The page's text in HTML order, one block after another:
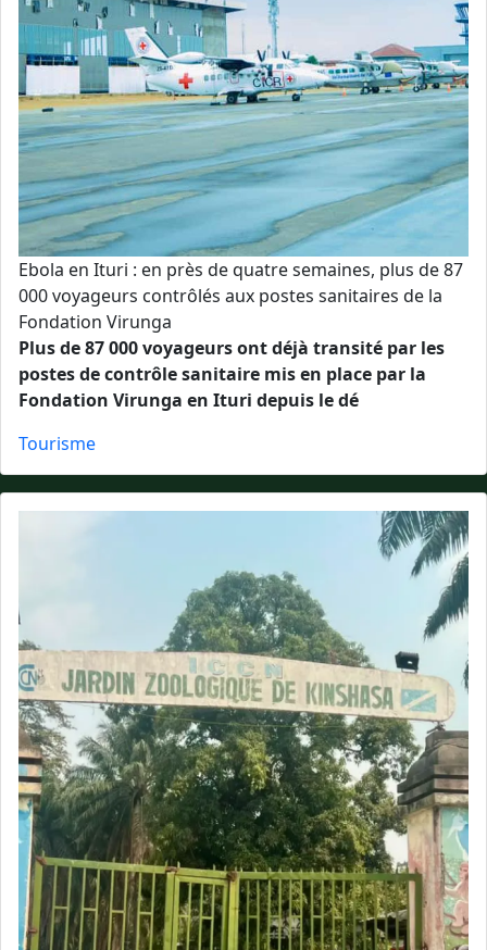
Ebola en Ituri : en près de quatre semaines, plus de 87
000 voyageurs contrôlés aux postes sanitaires de la
Fondation Virunga
Plus de 87 000 voyageurs ont déjà transité par les
postes de contrôle sanitaire mis en place par la
Fondation Virunga en Ituri depuis le dé
Tourisme